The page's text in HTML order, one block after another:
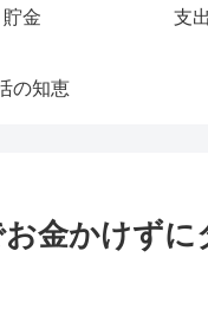
貯金 支
の知恵
金かけずに